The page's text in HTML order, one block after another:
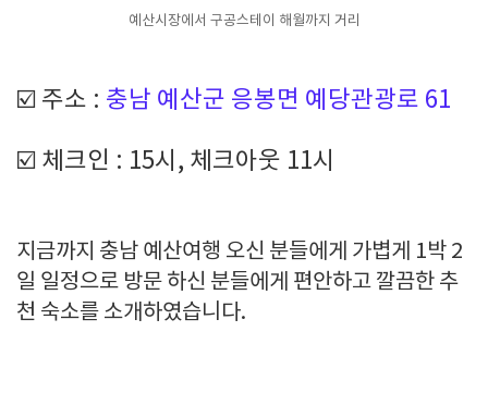
예산시장에서 구공스테이 해월까지 거리
☑️ 주소 : 충남 예산군 응봉면 예당관광로 61
☑️ 체크인 : 15시, 체크아웃 11시
지금까지 충남 예산여행 오신 분들에게 가볍게 1박 2
일 일정으로 방문 하신 분들에게 편안하고 깔끔한 추
천 숙소를 소개하였습니다.